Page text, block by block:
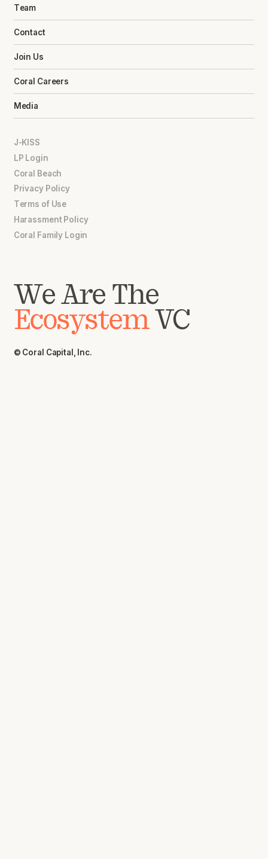
Team
Contact
Join Us
Coral Careers
Media
J-KISS
LP Login
Coral Beach
Privacy Policy
Terms of Use
Harassment Policy
Coral Family Login
We Are The
EcosystemVC
© Coral Capital, Inc.